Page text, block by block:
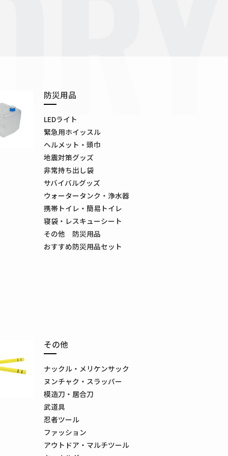
防災用品
LEDライト
緊急用ホイッスル
ヘルメット・頭巾
地震対策グッズ
非常持ち出し袋
サバイバルグッズ
ウォータータンク・浄水器
携帯トイレ・簡易トイレ
寝袋・レスキューシート
その他 防災用品
おすすめ防災用品セット
その他
ナックル・メリケンサック
ヌンチャク・スラッパー
模造刀・居合刀
武道具
忍者ツール
ファッション
アウトドア・マルチツール